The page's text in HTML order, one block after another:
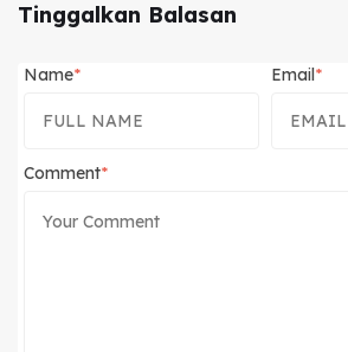
Tinggalkan Balasan
Name Email
Comment